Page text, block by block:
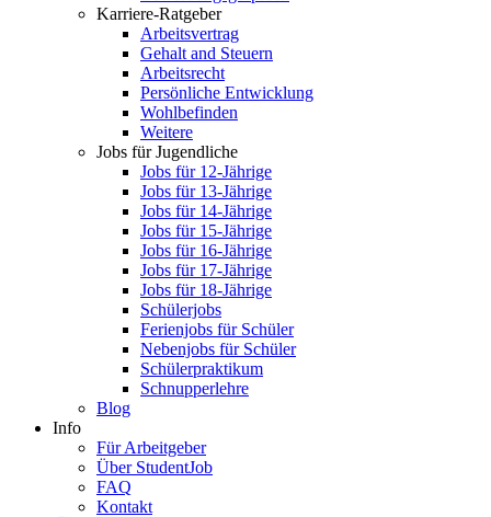
Karriere-Ratgeber
Arbeitsvertrag
Gehalt and Steuern
Arbeitsrecht
Persönliche Entwicklung
Wohlbefinden
Weitere
Jobs für Jugendliche
Jobs für 12-Jährige
Jobs für 13-Jährige
Jobs für 14-Jährige
Jobs für 15-Jährige
Jobs für 16-Jährige
Jobs für 17-Jährige
Jobs für 18-Jährige
Schülerjobs
Ferienjobs für Schüler
Nebenjobs für Schüler
Schülerpraktikum
Schnupperlehre
Blog
Info
Für Arbeitgeber
Über StudentJob
FAQ
Kontakt